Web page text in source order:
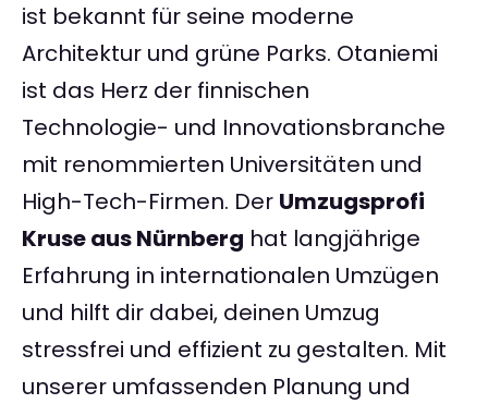
ist bekannt für seine moderne
Architektur und grüne Parks. Otaniemi
ist das Herz der finnischen
Technologie- und Innovationsbranche
mit renommierten Universitäten und
High-Tech-Firmen. Der Umzugsprofi
Kruse aus Nürnberg hat langjährige
Erfahrung in internationalen Umzügen
und hilft dir dabei, deinen Umzug
stressfrei und effizient zu gestalten. Mit
unserer umfassenden Planung und